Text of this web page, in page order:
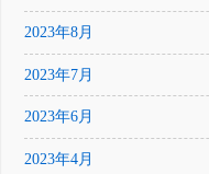
2023年8月
2023年7月
2023年6月
2023年4月